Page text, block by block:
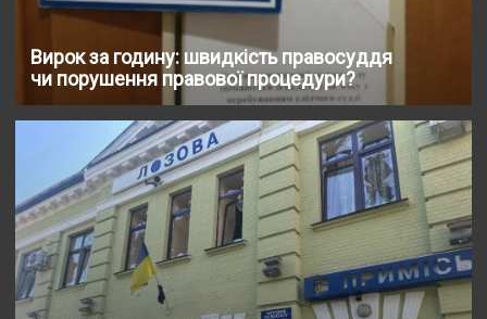
Вирок за годину: швидкість правосуддя
чи порушення правової процедури?